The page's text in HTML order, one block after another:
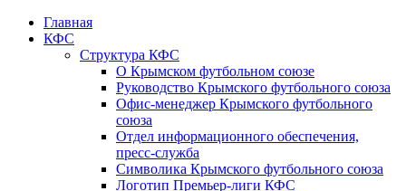
Главная
КФС
Структура КФС
О Крымском футбольном союзе
Руководство Крымского футбольного союза
Офис-менеджер Крымского футбольного
союза
Отдел информационного обеспечения,
пресс-служба
Символика Крымского футбольного союза
Логотип Премьер-лиги КФС